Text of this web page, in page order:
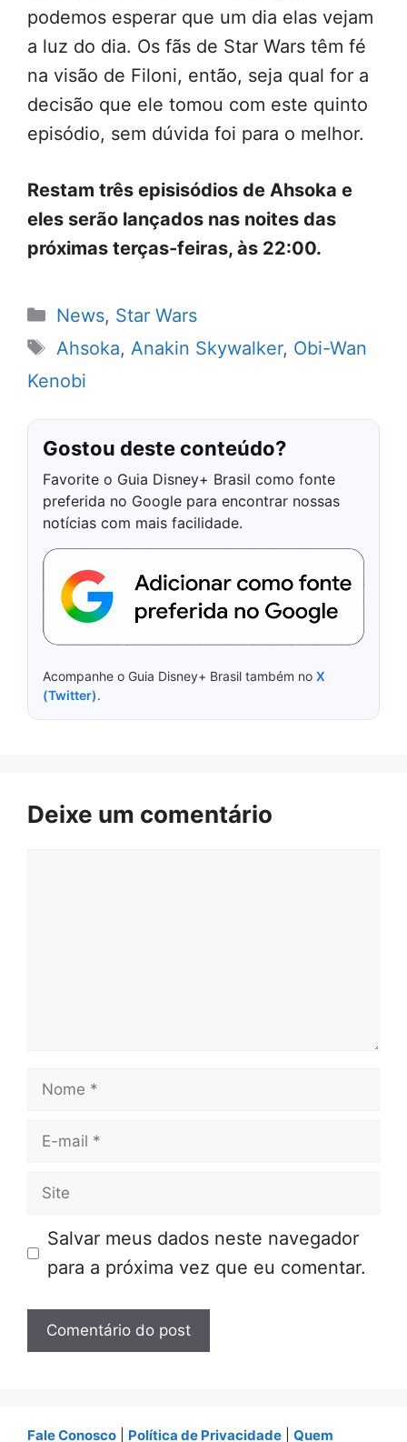
podemos esperar que um dia elas vejam
a luz do dia. Os fãs de Star Wars têm fé
na visão de Filoni, então, seja qual for a
decisão que ele tomou com este quinto
episódio, sem dúvida foi para o melhor.
Restam três episisódios de Ahsoka e
eles serão lançados nas noites das
próximas terças-feiras, às 22:00.
Categorias
News, Star Wars
Tags
Ahsoka, Anakin Skywalker, Obi-Wan
Kenobi
Gostou deste conteúdo?
Favorite o Guia Disney+ Brasil como fonte
preferida no Google para encontrar nossas
notícias com mais facilidade.
Acompanhe o Guia Disney+ Brasil também no X
(Twitter).
Deixe um comentário
Nome
E-
Site
Salvar meus dados neste navegador
para a próxima vez que eu comentar.
Fale Conosco Política de Privacidade Quem